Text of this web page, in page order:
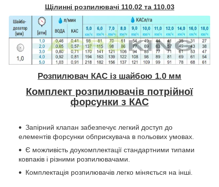
Запірний клапан забезпечує легкий доступ до
елементів форсунки обприскувача в польових умовах.
Є можливість доукомплектації стандартними типами
ковпаків і різними розпилювачами.
Комплектація розпилювачів легко міняється на інші.
Комплект розпилювачів потрійної
форсунки з КАС
Розпилювач КАС із шайбою 1.0 мм
Щілинні розпилювачі 110.02 та 110.03